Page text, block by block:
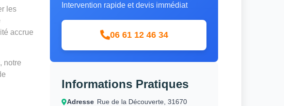
les
accrue
notre
Intervention rapide et devis immédiat
06 61 12 46 34
Informations Pratiques
Adresse Rue de la Découverte, 31670